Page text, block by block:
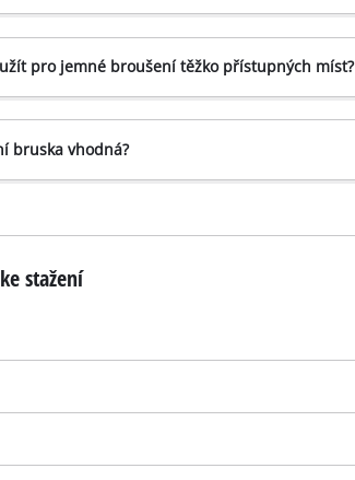
pro jemné broušení těžko přístupných míst?
bruska vhodná?
stažení